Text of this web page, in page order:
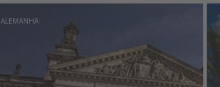
ALEMANHA